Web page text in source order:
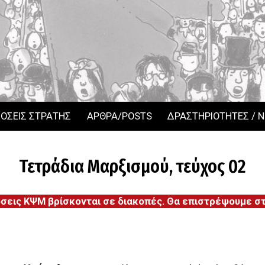
ΣΤΡΑΤΗΣ ΑΡΘΡΑ/POSTS ΔΡΑΣΤΗΡΙΟΤΗΤΕΣ /
Τετράδια Μαρξισμού, τεύχος 02
ΚΨΜ βρίσκονται σε διακοπές. Θα επιστρέψουμε